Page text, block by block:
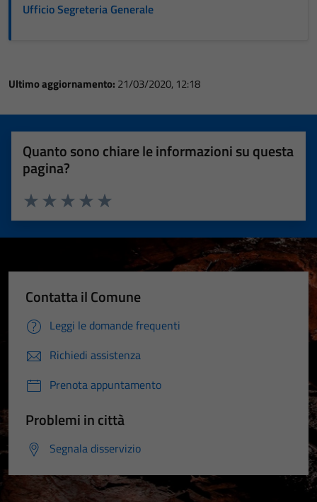
Ufficio Segreteria Generale
Ultimo aggiornamento: 21/03/2020, 12:18
Quanto sono chiare le informazioni su questa
pagina?
Valuta 5 stelle su 5
Valuta 4 stelle su 5
Valuta 3 stelle su 5
Valuta 2 stelle su 5
Valuta 1 stelle su 5
Contatta il Comune
Leggi le domande frequenti
Richiedi assistenza
Prenota appuntamento
Problemi in città
Segnala disservizio